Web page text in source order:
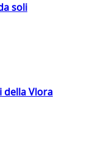
soli
della Vlora